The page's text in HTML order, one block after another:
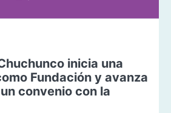
inicia una
Fundación y avanza
convenio con la